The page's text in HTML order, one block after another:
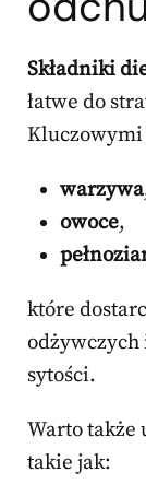
Składniki
łatwe do
warzywa
owoce,
które
odżywczych
sytości.
Warto także
takie jak: